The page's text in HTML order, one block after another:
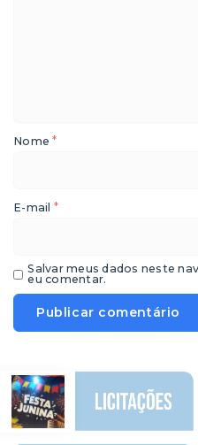
Nome*
E-mail *
Salvar meus dados neste
eu comentar.